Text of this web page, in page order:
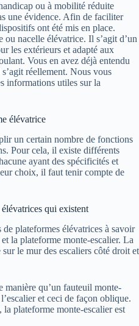
ou à mobilité réduite
une évidence. Afin de faciliter
ont été mis en place.
nacelle élévatrice. Il s’agit d’un
les extérieurs et adapté aux
Vous en avez déjà entendu
réellement. Nous vous
informations utiles sur la
élévatrice
un certain nombre de fonctions
Pour cela, il existe différents
ayant des spécificités et
choix, il faut tenir compte de
qui existent
plateformes élévatrices à savoir
la plateforme monte-escalier. La
le mur des escaliers côté droit et
qu’un fauteuil monte-
et ceci de façon oblique.
plateforme monte-escalier est